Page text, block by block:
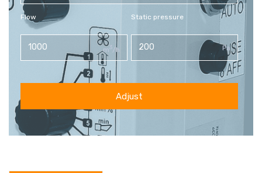
Flow
m3/h
Static pressure
Pa
Adjust